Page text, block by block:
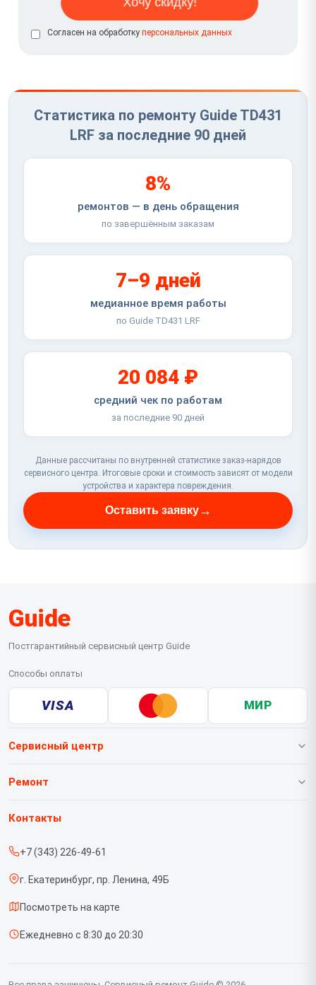
Согласен на обработку персональных данных
Статистика по ремонту Guide TD431
LRF за последние 90 дней
8%
ремонтов — в день обращения
по завершённым заказам
7–9 дней
медианное время работы
по Guide TD431 LRF
20 084 ₽
средний чек по работам
за последние 90 дней
Данные рассчитаны по внутренней статистике заказ-нарядов
сервисного центра. Итоговые сроки и стоимость зависят от модели
устройства и характера повреждения.
Оставить заявку→
Guide
Постгарантийный сервисный центр Guide
Способы оплаты
VISA МИР
Сервисный центр
О нашем сервисе
Срочный ремонт
Доставка и способы оплаты
Диагностика
Контакты
Ремонт
Тепловизионных насадок
Контакты
+7 (343) 226-49-61
г. Екатеринбург, пр. Ленина, 49Б
Посмотреть на карте
Ежедневно с 8:30 до 20:30